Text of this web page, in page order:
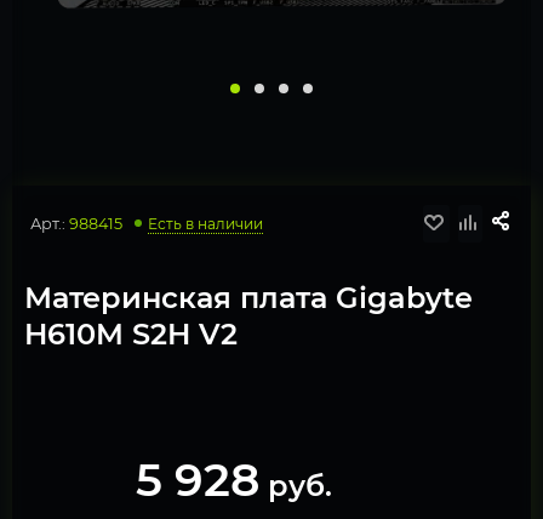
Арт.: 988415 Есть в наличии
Материнская плата Gigabyte
H610M S2H V2
5 928 руб.